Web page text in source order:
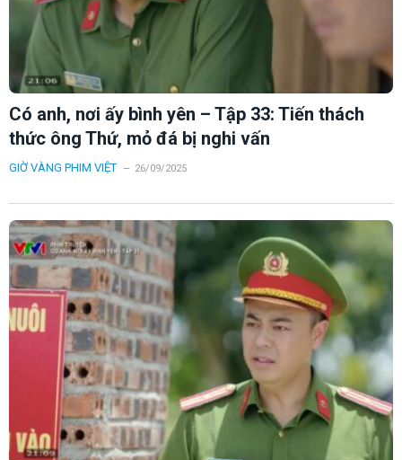
Có anh, nơi ấy bình yên – Tập 33: Tiến thách
thức ông Thứ, mỏ đá bị nghi vấn
GIỜ VÀNG PHIM VIỆT 26/09/2025